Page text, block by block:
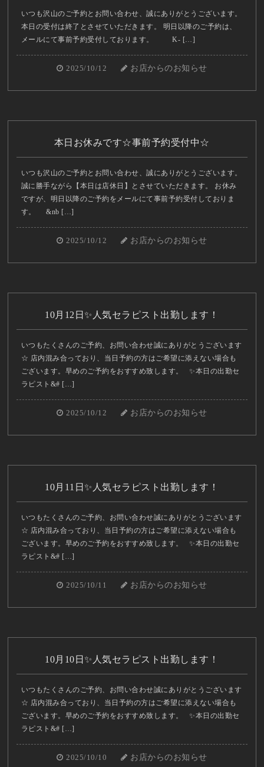
いつも沢山のご予約とお問い合わせ、誠にありがとうございます。
本日の受付は終了とさせていただきます。 明日以降のご予約は、
メールにて事前予約受付しております。 K- […]
2025/10/12 お店からのお知らせ
本日お休みです☆事前予約受付中☆
いつも沢山のご予約とお問い合わせ、誠にありがとうございます。
誠に勝手ながら【本日は店休日】とさせていただきます。 お休み
ですが、明日以降のご予約をメールにて事前予約受付しておりま
す。 &nb […]
2025/10/12 お店からのお知らせ
10月12日✨人気セラピスト出勤します！
いつもたくさんのご予約、お問い合わせ誠にありがとうございます
☆ 店内混み合っており、当日予約の方はご希望に添えない場合も
ございます。早めのご予約をおすすめ致します。 ✨本日の出勤セ
ラピスト&# […]
2025/10/12 お店からのお知らせ
10月11日✨人気セラピスト出勤します！
いつもたくさんのご予約、お問い合わせ誠にありがとうございます
☆ 店内混み合っており、当日予約の方はご希望に添えない場合も
ございます。早めのご予約をおすすめ致します。 ✨本日の出勤セ
ラピスト&# […]
2025/10/11 お店からのお知らせ
10月10日✨人気セラピスト出勤します！
いつもたくさんのご予約、お問い合わせ誠にありがとうございます
☆ 店内混み合っており、当日予約の方はご希望に添えない場合も
ございます。早めのご予約をおすすめ致します。 ✨本日の出勤セ
ラピスト&# […]
2025/10/10 お店からのお知らせ